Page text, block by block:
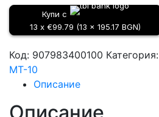
Akrapovic
Titanium
за
YAMAHA
MT-
Купи с
13 x €99.79 (13 x 195.17 BGN)
Код: 907983400100 Категория:
MT-10
Описание